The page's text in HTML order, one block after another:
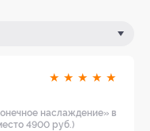
★ ★ ★ ★ ★
наслаждение» в
4900 руб.)